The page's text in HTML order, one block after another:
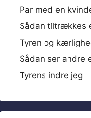
Par med en
Sådan tiltrækkes
Tyren og
Sådan ser andre
Tyrens indre jeg